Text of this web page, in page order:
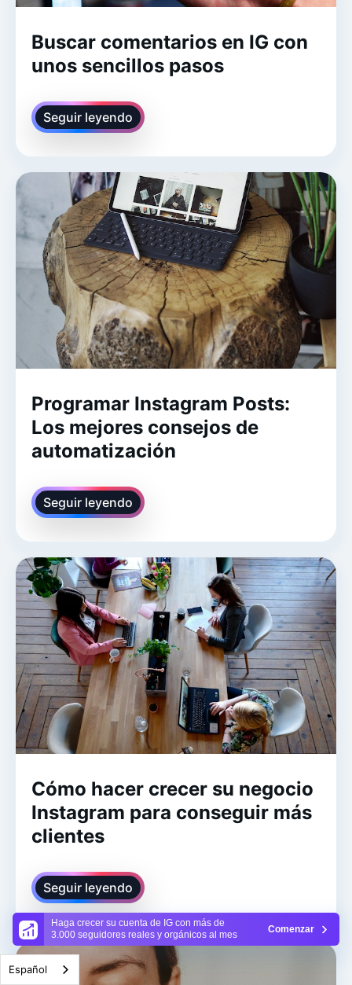
Haga crecer su cuenta de IG con más de
3.000 seguidores reales y orgánicos al mes
Comenzar
Buscar comentarios en IG con
unos sencillos pasos
Seguir leyendo
Programar Instagram Posts:
Los mejores consejos de
automatización
Seguir leyendo
Cómo hacer crecer su negocio
Instagram para conseguir más
clientes
Seguir leyendo
Español